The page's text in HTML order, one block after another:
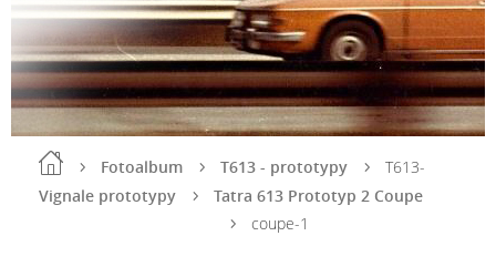
Fotoalbum
T613 - prototypy
Vignale prototypy
Tatra 613 Prototyp 2 Coupe
T613-
coupe-1